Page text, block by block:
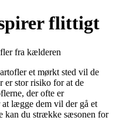
flittigt
et mørkt sted vil de
er stor risiko for at de
der ofte er
lægge dem vil der gå et
kan du strække sæsonen for